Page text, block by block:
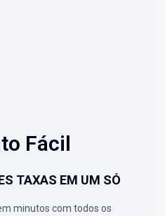
Fácil
TAXAS EM UM SÓ
minutos com todos os